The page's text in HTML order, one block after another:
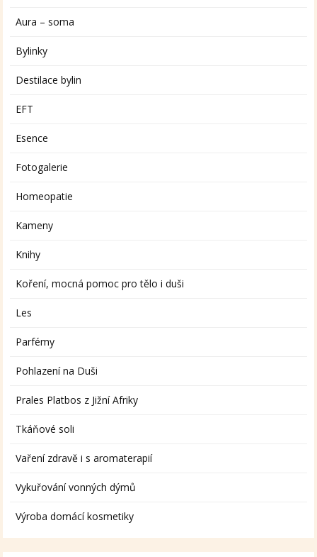
Aura – soma
Bylinky
Destilace bylin
EFT
Esence
Fotogalerie
Homeopatie
Kameny
Knihy
Koření, mocná pomoc pro tělo i duši
Les
Parfémy
Pohlazení na Duši
Prales Platbos z Jižní Afriky
Tkáňové soli
Vaření zdravě i s aromaterapií
Vykuřování vonných dýmů
Výroba domácí kosmetiky